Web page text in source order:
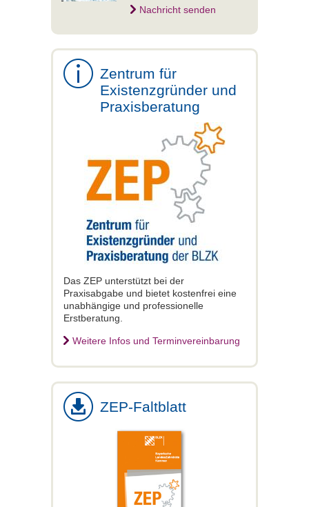
Nachricht senden
Zentrum für
Existenzgründer und
Praxisberatung
Das ZEP unterstützt bei der
Praxisabgabe und bietet kostenfrei eine
unabhängige und professionelle
Erstberatung.
Weitere Infos und Terminvereinbarung
ZEP-Faltblatt